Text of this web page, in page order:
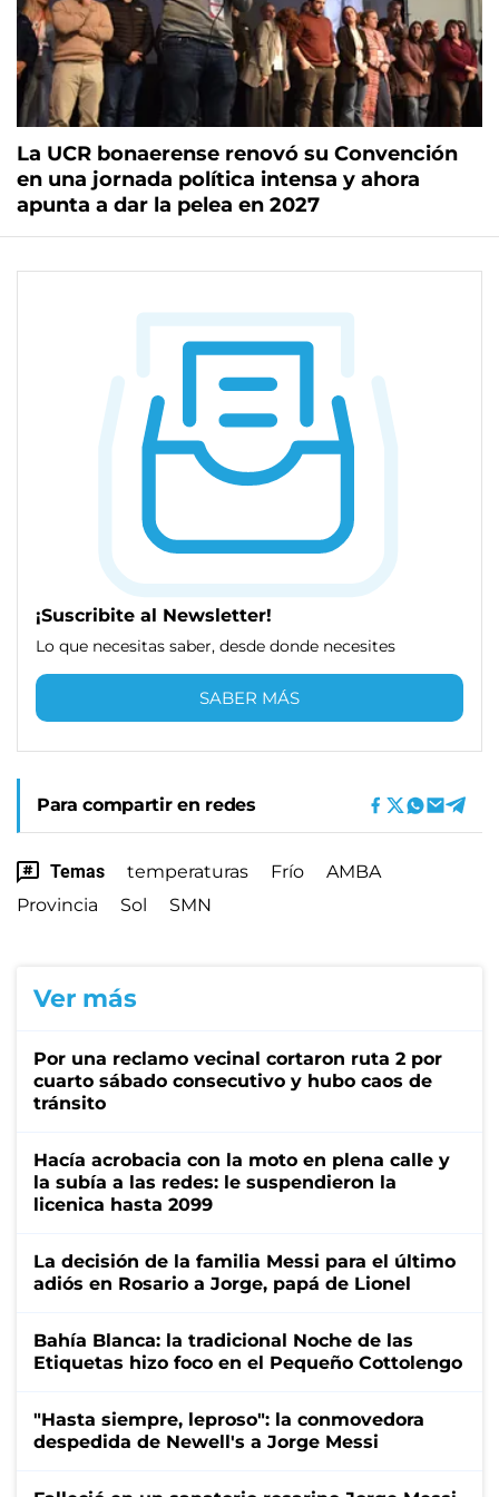
La UCR bonaerense renovó su Convención
en una jornada política intensa y ahora
apunta a dar la pelea en 2027
¡Suscribite al Newsletter!
Lo que necesitas saber, desde donde necesites
SABER MÁS
Para compartir en redes
Temas temperaturas Frío
AMBA
Provincia
Sol SMN
Ver más
Por una reclamo vecinal cortaron ruta 2 por
cuarto sábado consecutivo y hubo caos de
tránsito
Hacía acrobacia con la moto en plena calle y
la subía a las redes: le suspendieron la
licenica hasta 2099
La decisión de la familia Messi para el último
adiós en Rosario a Jorge, papá de Lionel
Bahía Blanca: la tradicional Noche de las
Etiquetas hizo foco en el Pequeño Cottolengo
"Hasta siempre, leproso": la conmovedora
despedida de Newell's a Jorge Messi